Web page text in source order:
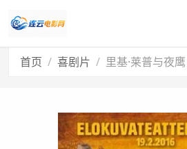
首页 喜剧片 里基·莱普与夜鹰